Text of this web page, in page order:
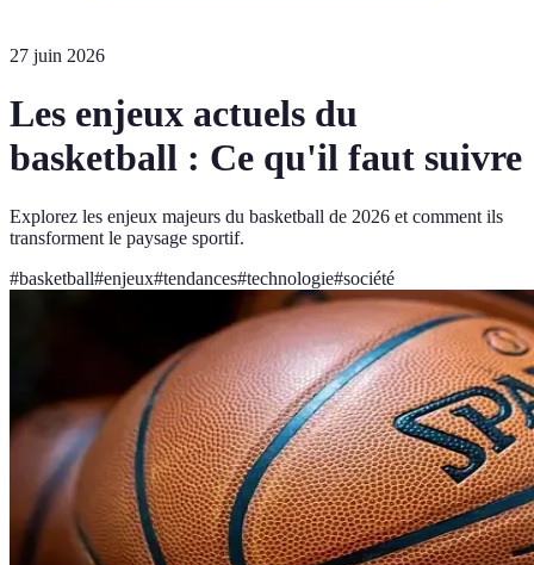
27 juin 2026
Les enjeux actuels du
basketball : Ce qu'il faut suivre
Explorez les enjeux majeurs du basketball de 2026 et comment ils
transforment le paysage sportif.
#basketball#enjeux#tendances#technologie#société